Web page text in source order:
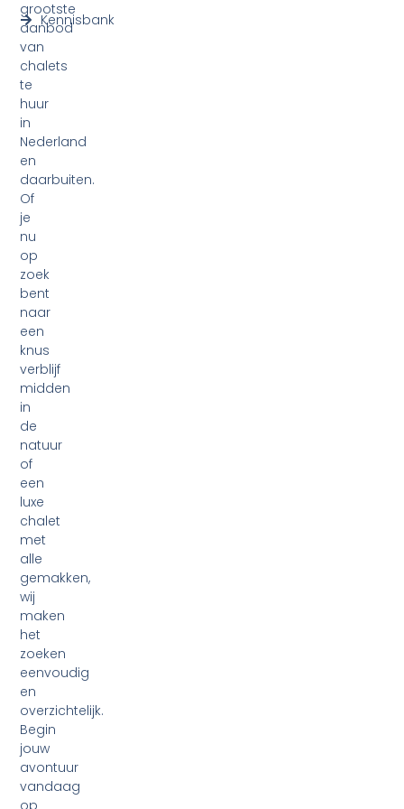
grootste
aanbod
van
chalets
te
huur
in
Nederland
en
daarbuiten.
Of
je
nu
op
zoek
bent
naar
een
knus
verblijf
midden
in
de
natuur
of
een
luxe
chalet
met
alle
gemakken,
wij
maken
het
zoeken
eenvoudig
en
overzichtelijk.
Begin
jouw
avontuur
vandaag
Kennisbank